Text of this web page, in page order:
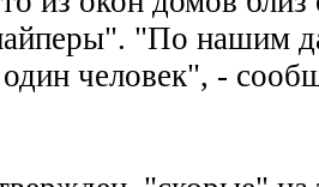
"По нашим
человек", -